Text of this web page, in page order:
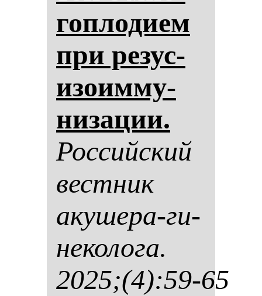
гоп­ло­ди­ем
при ре­зус-
изо­им­му­
ни­за­ции.
Рос­сий­ский
вес­тник
аку­ше­ра-ги­
не­ко­ло­га.
2025;(4):59-65